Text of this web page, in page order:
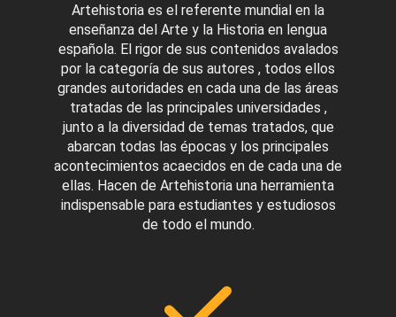
Artehistoria es el referente mundial en la
enseñanza del Arte y la Historia en lengua
española. El rigor de sus contenidos avalados
por la categoría de sus autores , todos ellos
grandes autoridades en cada una de las áreas
tratadas de las principales universidades ,
junto a la diversidad de temas tratados, que
abarcan todas las épocas y los principales
acontecimientos acaecidos en de cada una de
ellas. Hacen de Artehistoria una herramienta
indispensable para estudiantes y estudiosos
de todo el mundo.